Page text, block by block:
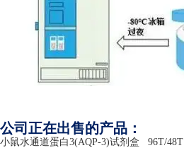
公司正在出售的产品：
小鼠水通道蛋白3(AQP-3)试剂盒
96T/48T